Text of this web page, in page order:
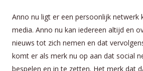
Anno nu ligt er een persoonlijk netwerk
media. Anno nu kan iedereen altijd en
nieuws tot zich nemen en dat
komt er als merk nu op aan dat social
bespelen en in te zetten. Het merk dat